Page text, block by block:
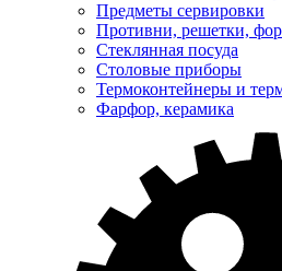
Предметы сервировки
Противни, решетки,
Стеклянная посуда
Столовые приборы
Термоконтейнеры и
Фарфор, керамика